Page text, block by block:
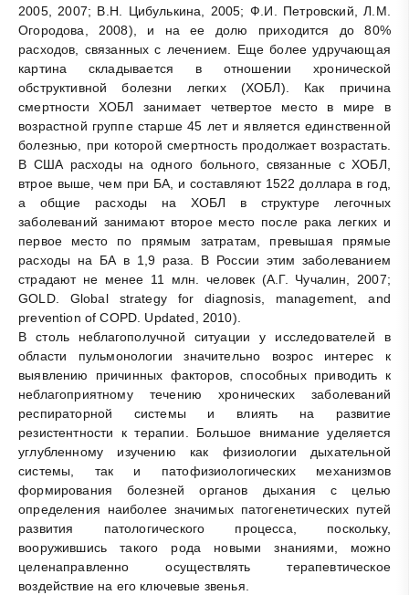
2005, 2007; В.Н. Цибулькина, 2005; Ф.И. Петровский, Л.М.
Огородова, 2008), и на ее долю приходится до 80%
расходов, связанных с лечением. Еще более удручающая
картина складывается в отношении хронической
обструктивной болезни легких (ХОБЛ). Как причина
смертности ХОБЛ занимает четвертое место в мире в
возрастной группе старше 45 лет и является единственной
болезнью, при которой смертность продолжает возрастать.
В США расходы на одного больного, связанные с ХОБЛ,
втрое выше, чем при БА, и составляют 1522 доллара в год,
а общие расходы на ХОБЛ в структуре легочных
заболеваний занимают второе место после рака легких и
первое место по прямым затратам, превышая прямые
расходы на БА в 1,9 раза. В России этим заболеванием
страдают не менее 11 млн. человек (А.Г. Чучалин, 2007;
GOLD. Global strategy for diagnosis, management, and
prevention of COPD. Updated, 2010).
В столь неблагополучной ситуации у исследователей в
области пульмонологии значительно возрос интерес к
выявлению причинных факторов, способных приводить к
неблагоприятному течению хронических заболеваний
респираторной системы и влиять на развитие
резистентности к терапии. Большое внимание уделяется
углубленному изучению как физиологии дыхательной
системы, так и патофизиологических механизмов
формирования болезней органов дыхания с целью
определения наиболее значимых патогенетических путей
развития патологического процесса, поскольку,
вооружившись такого рода новыми знаниями, можно
целенаправленно осуществлять терапевтическое
воздействие на его ключевые звенья.